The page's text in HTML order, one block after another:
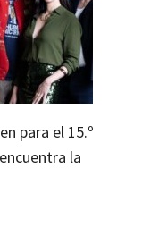
para el 15.º
la